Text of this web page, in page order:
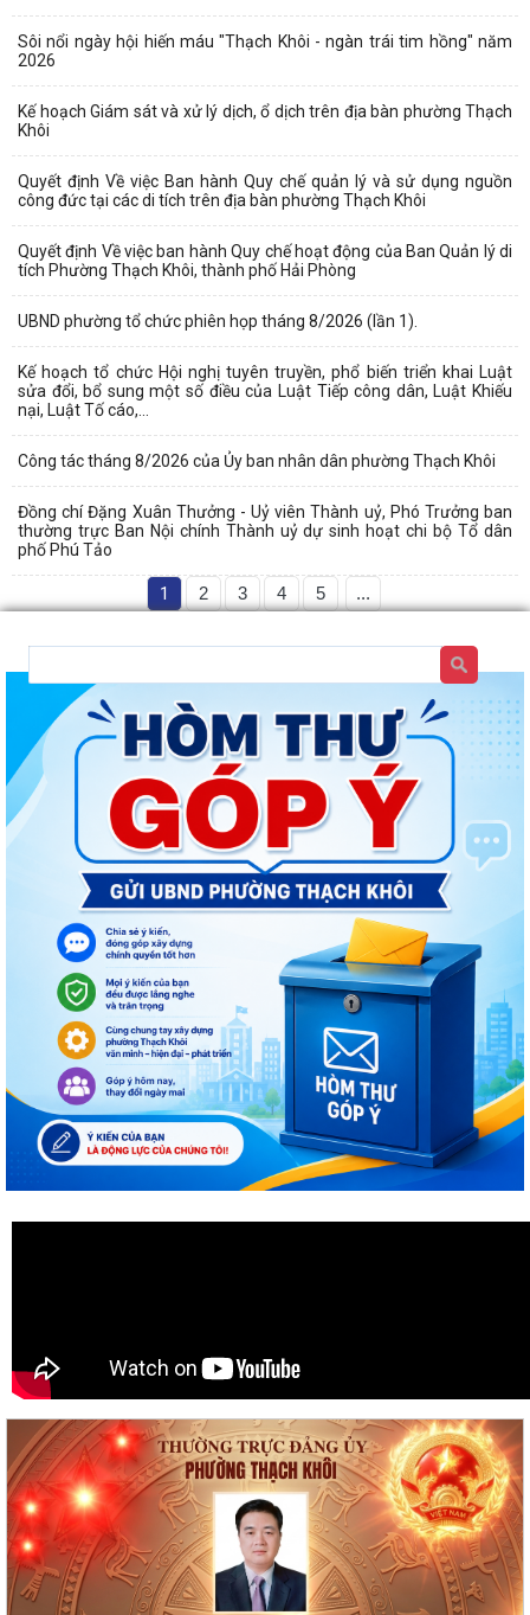
Sôi nổi ngày hội hiến máu "Thạch Khôi - ngàn trái tim hồng" năm
2026
Kế hoạch Giám sát và xử lý dịch, ổ dịch trên địa bàn phường Thạch
Khôi
Quyết định Về việc Ban hành Quy chế quản lý và sử dụng nguồn
công đức tại các di tích trên địa bàn phường Thạch Khôi
Quyết định Về việc ban hành Quy chế hoạt động của Ban Quản lý di
tích Phường Thạch Khôi, thành phố Hải Phòng
UBND phường tổ chức phiên họp tháng 8/2026 (lần 1).
Kế hoạch tổ chức Hội nghị tuyên truyền, phổ biến triển khai Luật
sửa đổi, bổ sung một số điều của Luật Tiếp công dân, Luật Khiếu
nại, Luật Tố cáo,...
Công tác tháng 8/2026 của Ủy ban nhân dân phường Thạch Khôi
Đồng chí Đặng Xuân Thưởng - Uỷ viên Thành uỷ, Phó Trưởng ban
thường trực Ban Nội chính Thành uỷ dự sinh hoạt chi bộ Tổ dân
phố Phú Tảo
1 2 3 4 5 ...